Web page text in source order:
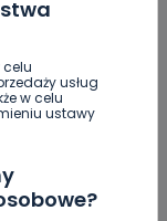
usług
w celu
ustawy